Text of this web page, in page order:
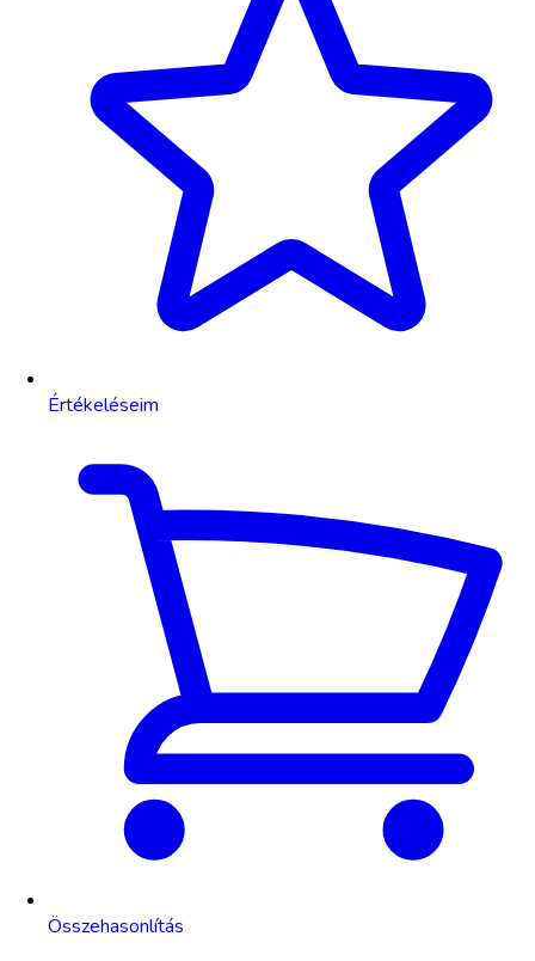
Értékeléseim
Összehasonlítás